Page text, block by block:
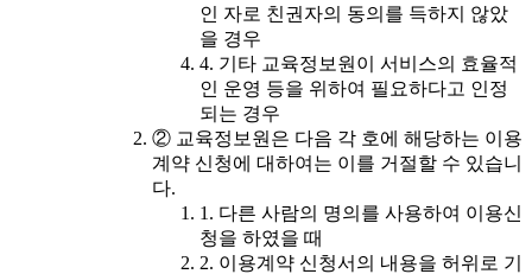
인 자로 친권자의 동의를 득하지 않았
을 경우
4. 기타 교육정보원이 서비스의 효율적
인 운영 등을 위하여 필요하다고 인정
되는 경우
② 교육정보원은 다음 각 호에 해당하는 이용
계약 신청에 대하여는 이를 거절할 수 있습니
다.
1. 다른 사람의 명의를 사용하여 이용신
청을 하였을 때
2. 이용계약 신청서의 내용을 허위로 기